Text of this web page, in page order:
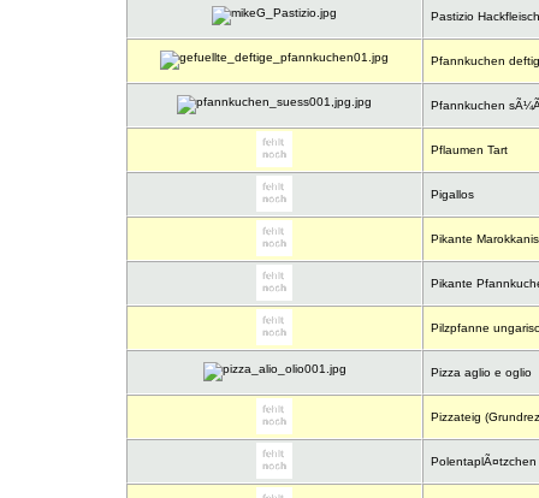
Pastizio
Pfannkuchen
Pfannkuchen
Pflaumen Tart
Pigallos
Pikante
Pikante
Pilzpfanne
Pizza aglio e oglio
Pizzateig